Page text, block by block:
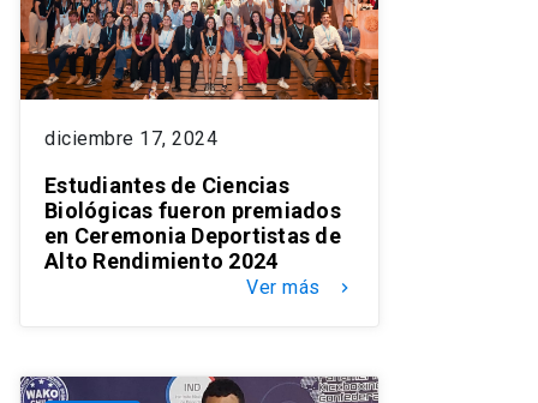
diciembre 17, 2024
Estudiantes de Ciencias
Biológicas fueron premiados
en Ceremonia Deportistas de
Alto Rendimiento 2024
Ver más keyboard_arrow_right